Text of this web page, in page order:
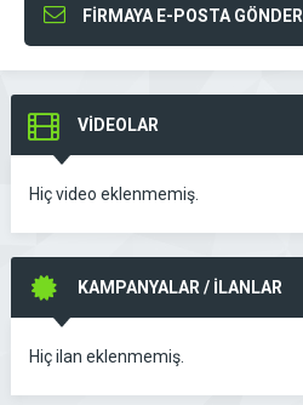
FİRMAYA E-POSTA GÖNDER
VİDEOLAR
Hiç video eklenmemiş.
KAMPANYALAR / İLANLAR
Hiç ilan eklenmemiş.